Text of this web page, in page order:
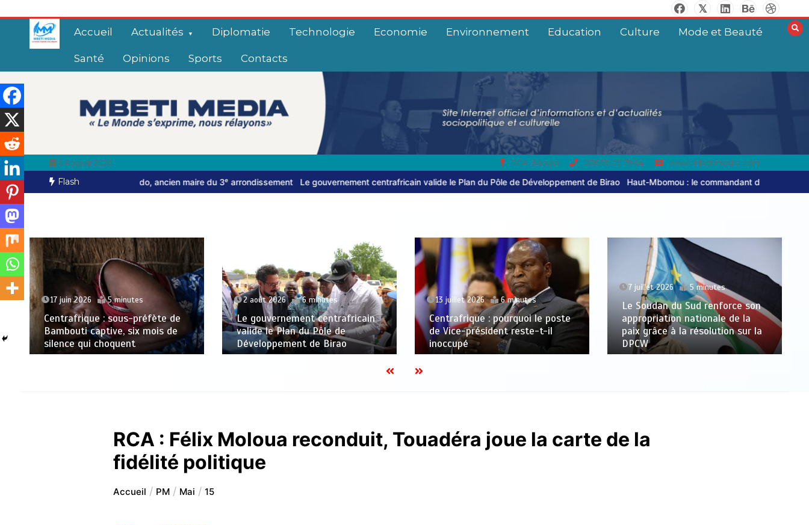
Accueil Actualités Diplomatie Technologie Economie Environnement Education Culture Mode et Beauté
Santé Opinions Sports Contacts
6 August 2026 RCA, Bangui 236 76 05 79 64 www.mbetimedia.com
Flash
Balla Dodo, ancien maire du 3ᵉ arrondissement Le gouvernement centrafricain valide le Plan du Pôle de Développement de Birao Haut-Mbomou : le commandant de brigade de Bambouti s’échappe
17 juin 2026 5 minutes
Centrafrique : sous-préfète de
Bambouti captive, six mois de
silence qui choquent
2 août 2026 6 minutes
Le gouvernement centrafricain
valide le Plan du Pôle de
Développement de Birao
13 juillet 2026 6 minutes
Centrafrique : pourquoi le poste
de Vice-président reste-t-il
inoccupé
7 juillet 2026 5 minutes
Le Soudan du Sud renforce son
appropriation nationale de la
paix grâce à la résolution sur la
DPCW
RCA : Félix Moloua reconduit, Touadéra joue la carte de la
fidélité politique
Accueil PM Mai 15